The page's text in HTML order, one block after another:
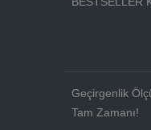
Geçirgenlik
Tam Zamanı!